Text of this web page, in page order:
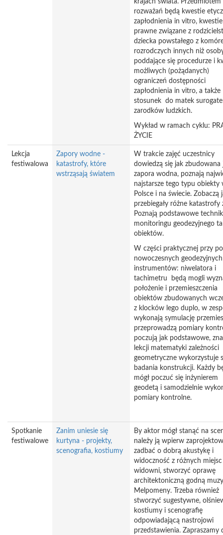
krajach świata. Przedmiotem
rozważań będą kwestie
zapłodnienia in vitro, kwestie
prawne związane z
dziecka powstałego z
rozrodczych innych niż
poddające się procedurze i
możliwych (pożądanych)
ograniczeń dostępności
zapłodnienia in vitro, a także
stosunek do matek
zarodków ludzkich.
Wykład w ramach cyklu:
ŻYCIE
Lekcja
festiwalowa
Zapory wodne -
katastrofy, które
wstrząsają światem
W trakcie zajęć uczestnicy
dowiedzą się jak zbudowana
zapora wodna, poznają
najstarsze tego typu obiekty
Polsce i na świecie. Zobaczą
przebiegały różne katastrofy
Poznają podstawowe
monitoringu geodezyjnego
obiektów.
W części praktycznej przy
nowoczesnych geodezyjnych
instrumentów: niwelatora i
tachimetru będą mogli
położenie i przemieszczenia
obiektów zbudowanych
z klocków lego duplo, w
wykonają symulację
przeprowadzą pomiary
poczują jak podstawowe,
lekcji matematyki zależności
geometryczne wykorzystuje
badania konstrukcji. Każdy
mógł poczuć się inżynierem
geodetą i samodzielnie
pomiary kontrolne.
Spotkanie
festiwalowe
Zanim uniesie się
kurtyna - projekty,
scenografia, kostiumy
By aktor mógł stanąć na
należy ją wpierw
zadbać o dobrą akustykę i
widoczność z różnych miejsc
widowni, stworzyć oprawę
architektoniczną godną muzy
Melpomeny. Trzeba również
stworzyć sugestywne,
kostiumy i scenografię
odpowiadającą nastrojowi
przedstawienia. Zapraszamy